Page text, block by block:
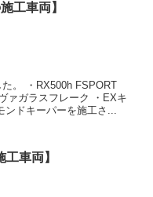
工車両】
。 ・RX500h FSPORT
ァガラスフレーク ・EXキ
ドキーパーを施工さ...
工車両】